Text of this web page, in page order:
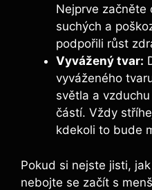
Nejprve začněte
suchých a
podpořili růst
Vyvážený tvar:
vyváženého
světla a
částí. Vždy
kdekoli to bude
Pokud si nejste jisti,
nebojte se začít s